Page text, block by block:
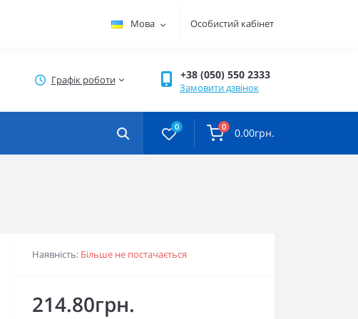
Мова Особистий кабінет
Графік роботи +38 (050) 550 2333
Замовити дзвінок
0 0 0.00грн.
Наявність: Більше не постачається
214.80грн.